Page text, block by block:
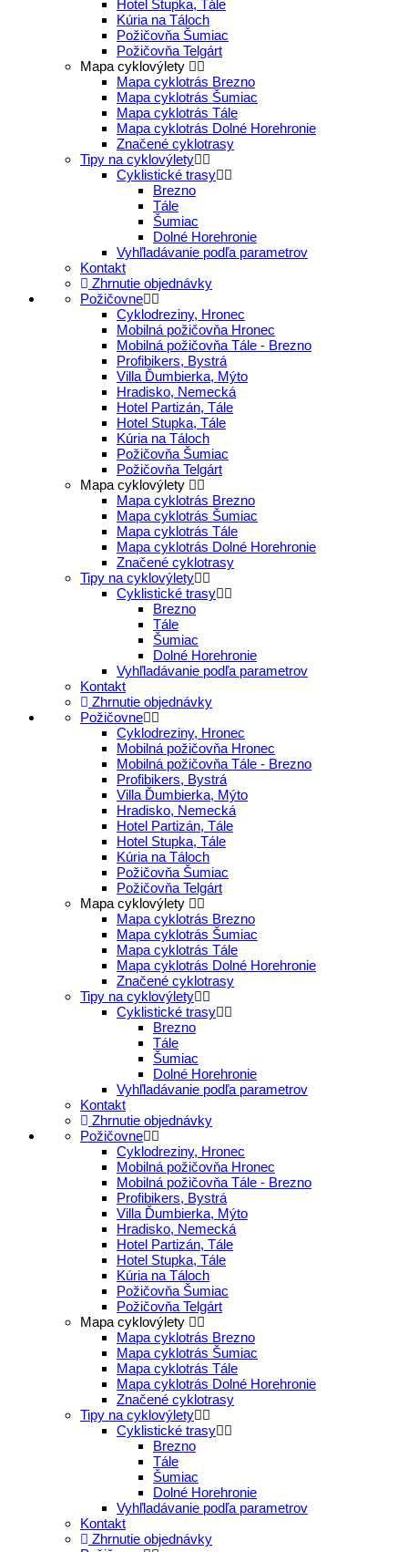
Hotel Stupka, Tále
Kúria na Táloch
Požičovňa Šumiac
Požičovňa Telgárt
Mapa cyklovýlety
Mapa cyklotrás Brezno
Mapa cyklotrás Šumiac
Mapa cyklotrás Tále
Mapa cyklotrás Dolné Horehronie
Značené cyklotrasy
Tipy na cyklovýlety
Cyklistické trasy
Brezno
Tále
Šumiac
Dolné Horehronie
Vyhľladávanie podľa parametrov
Kontakt
Zhrnutie objednávky
Požičovne
Cyklodreziny, Hronec
Mobilná požičovňa Hronec
Mobilná požičovňa Tále - Brezno
Profibikers, Bystrá
Villa Ďumbierka, Mýto
Hradisko, Nemecká
Hotel Partizán, Tále
Hotel Stupka, Tále
Kúria na Táloch
Požičovňa Šumiac
Požičovňa Telgárt
Mapa cyklovýlety
Mapa cyklotrás Brezno
Mapa cyklotrás Šumiac
Mapa cyklotrás Tále
Mapa cyklotrás Dolné Horehronie
Značené cyklotrasy
Tipy na cyklovýlety
Cyklistické trasy
Brezno
Tále
Šumiac
Dolné Horehronie
Vyhľladávanie podľa parametrov
Kontakt
Zhrnutie objednávky
Požičovne
Cyklodreziny, Hronec
Mobilná požičovňa Hronec
Mobilná požičovňa Tále - Brezno
Profibikers, Bystrá
Villa Ďumbierka, Mýto
Hradisko, Nemecká
Hotel Partizán, Tále
Hotel Stupka, Tále
Kúria na Táloch
Požičovňa Šumiac
Požičovňa Telgárt
Mapa cyklovýlety
Mapa cyklotrás Brezno
Mapa cyklotrás Šumiac
Mapa cyklotrás Tále
Mapa cyklotrás Dolné Horehronie
Značené cyklotrasy
Tipy na cyklovýlety
Cyklistické trasy
Brezno
Tále
Šumiac
Dolné Horehronie
Vyhľladávanie podľa parametrov
Kontakt
Zhrnutie objednávky
Požičovne
Cyklodreziny, Hronec
Mobilná požičovňa Hronec
Mobilná požičovňa Tále - Brezno
Profibikers, Bystrá
Villa Ďumbierka, Mýto
Hradisko, Nemecká
Hotel Partizán, Tále
Hotel Stupka, Tále
Kúria na Táloch
Požičovňa Šumiac
Požičovňa Telgárt
Mapa cyklovýlety
Mapa cyklotrás Brezno
Mapa cyklotrás Šumiac
Mapa cyklotrás Tále
Mapa cyklotrás Dolné Horehronie
Značené cyklotrasy
Tipy na cyklovýlety
Cyklistické trasy
Brezno
Tále
Šumiac
Dolné Horehronie
Vyhľladávanie podľa parametrov
Kontakt
Zhrnutie objednávky